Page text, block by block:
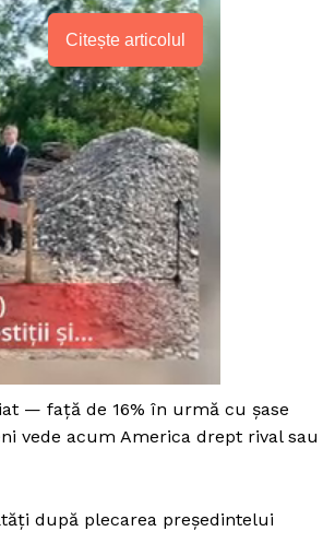
PRESShub
Despre noi / Echipa
Contact
Citește articolul
— față de 16% în urmă cu șase
vede acum America drept rival sau
după plecarea președintelui